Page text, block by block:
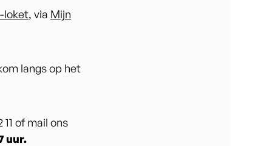
loket, via Mijn
langs op het
of mail ons
uur.